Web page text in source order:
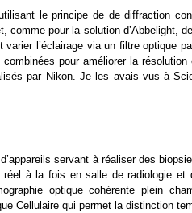
le principe de de diffraction
comme pour la solution d’Abbelight,
l’éclairage via un filtre optique
pour améliorer la résolution
par Nikon. Je les avais vus à
servant à réaliser des
à la fois en salle de radiologie et
optique cohérente plein
Cellulaire qui permet la distinction